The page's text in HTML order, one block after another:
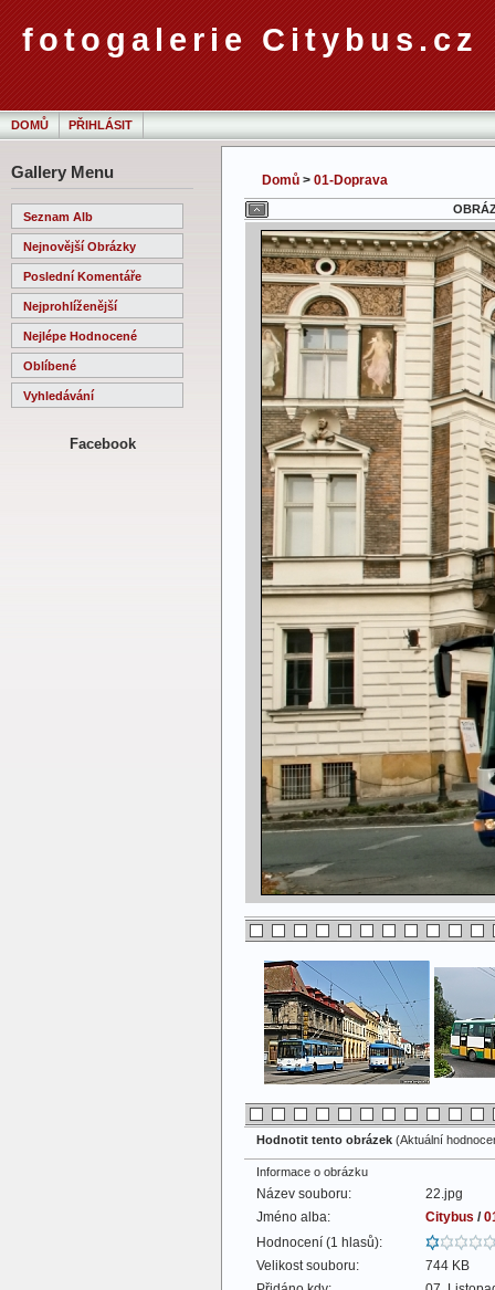
fotogalerie Citybus.cz
DOMŮ PŘIHLÁSIT
Gallery Menu
Seznam Alb
Nejnovější Obrázky
Poslední Komentáře
Nejprohlíženější
Nejlépe Hodnocené
Oblíbené
Vyhledávání
Facebook
Domů > 01-Doprava
Hodnotit tento obrázek (Aktuální
Informace o obrázku
Název souboru:
22.jpg
Jméno alba:
Citybus /
Hodnocení (1 hlasů):
Velikost souboru:
744 KB